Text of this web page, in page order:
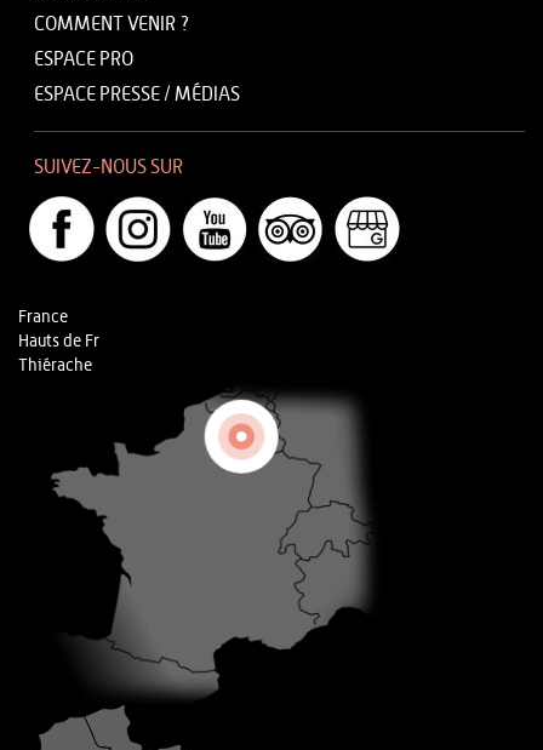
COMMENT VENIR ?
ESPACE PRO
ESPACE PRESSE / MÉDIAS
SUIVEZ-NOUS SUR
France
Hauts de Fr
Thiérache